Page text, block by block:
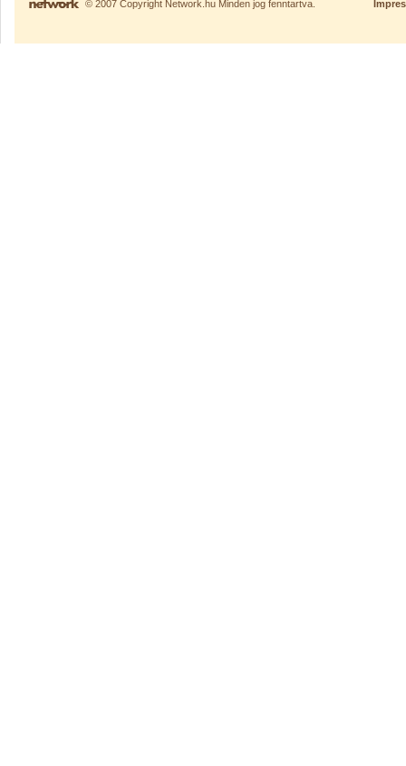
© 2007 Copyright Network.hu Minden jog fenntartva.